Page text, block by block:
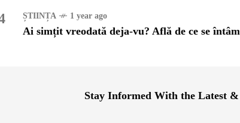
ȘTIINȚA 1 year ago
Ai simțit vreodată deja-vu? Află de ce se
Stay Informed With the Latest